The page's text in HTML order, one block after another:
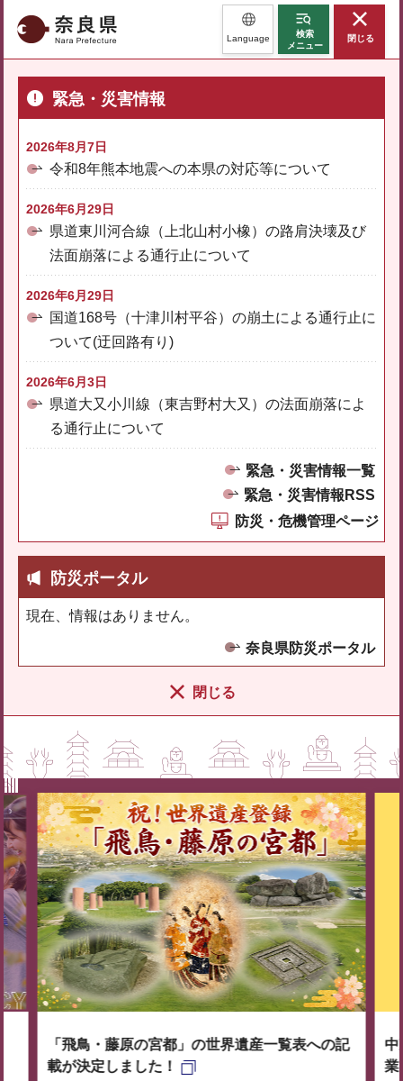
奈良県 Language
検索
メニュー
閉じる
緊急・災害情報
2026年8月7日
令和8年熊本地震への本県の対応等について
2026年6月29日
県道東川河合線（上北山村小橡）の路肩決壊及び
法面崩落による通行止について
2026年6月29日
国道168号（十津川村平谷）の崩土による通行止に
ついて(迂回路有り)
2026年6月3日
県道大又小川線（東吉野村大又）の法面崩落によ
る通行止について
緊急・災害情報一覧
緊急・災害情報RSS
防災・危機管理ページ
防災ポータル
現在、情報はありません。
奈良県防災ポータル
閉じる
「飛鳥・藤原の宮都」の世界遺産一覧表への記
載が決定しました！
中
業